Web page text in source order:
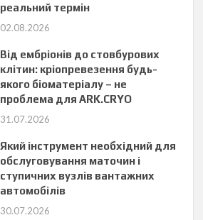
реальний термін
02.08.2026
Від ембріонів до стовбурових
клітин: кріопревезення будь-
якого біоматеріалу – не
проблема для ARK.CRYO
31.07.2026
Який інструмент необхідний для
обслуговування маточин і
ступичних вузлів вантажних
автомобілів
30.07.2026